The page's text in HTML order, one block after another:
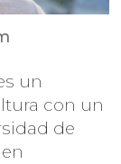
un
con un
de